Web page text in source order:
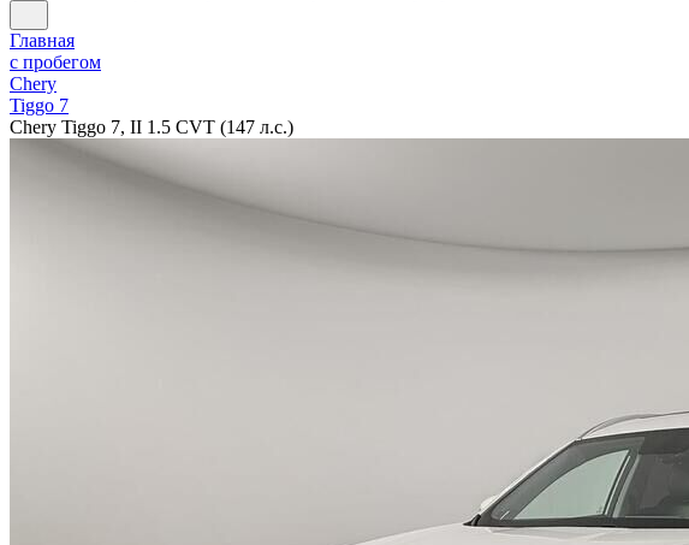
Главная
с пробегом
Chery
Tiggo 7
Chery Tiggo 7, II 1.5 CVT (147 л.с.)